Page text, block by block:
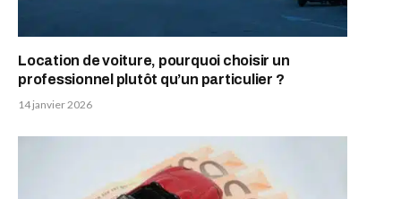
Location de voiture, pourquoi choisir un
professionnel plutôt qu’un particulier ?
14 janvier 2026